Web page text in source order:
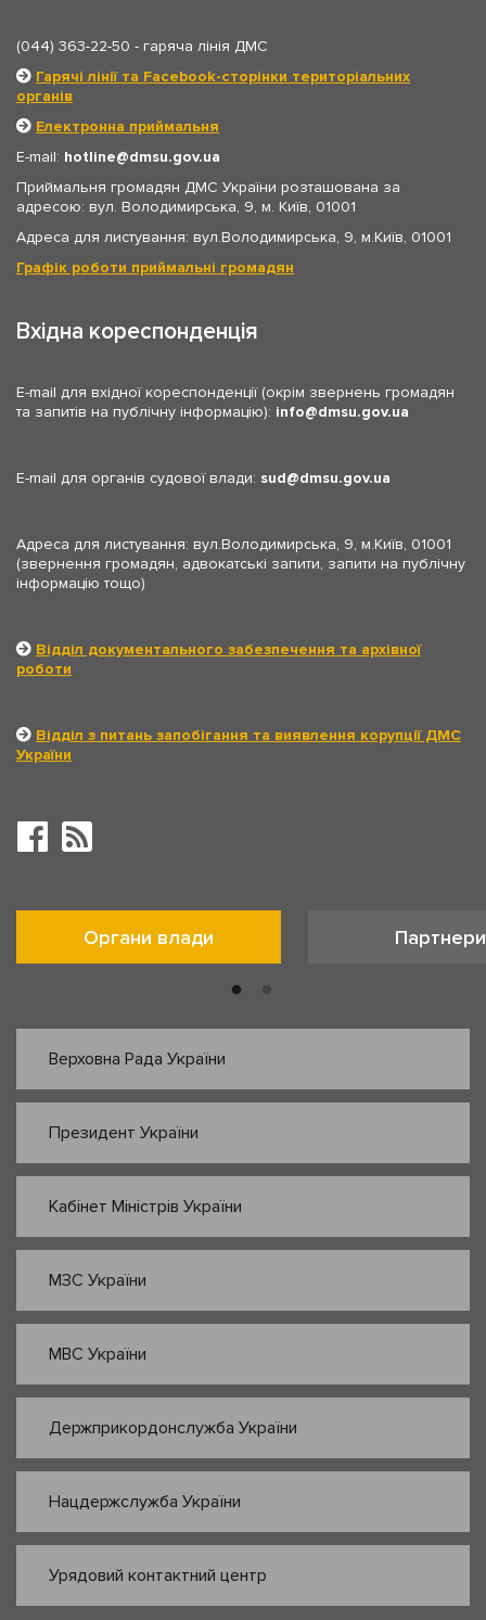
(044) 363-22-50 - гаряча лінія ДМС
Гарячі лінії та Facebook-сторінки територіальних
органів
Електронна приймальня
E-mail: hotline
dmsu.gov.ua
Приймальня громадян ДМС України розташована за
адресою: вул. Володимирська, 9, м. Київ, 01001
Адреса для листування: вул.Володимирська, 9, м.Київ, 01001
Графік роботи приймальні громадян
Вхідна кореспонденція
E-mail для вхідної кореспонденції (окрім звернень громадян
та запитів на публічну інформацію): info dmsu.gov.ua
E-mail для органів судової влади: sud dmsu.gov.ua
Адреса для листування: вул.Володимирська, 9, м.Київ, 01001
(звернення громадян, адвокатські запити, запити на публічну
інформацію тощо)
Відділ документального забезпечення та архівної
роботи
Відділ з питань запобігання та виявлення корупції ДМС
України
Органи влади Партнери
Верховна Рада України
Президент України
Кабінет Міністрів України
МЗС України
МВС України
Держприкордонслужба України
Нацдержслужба України
Урядовий контактний центр